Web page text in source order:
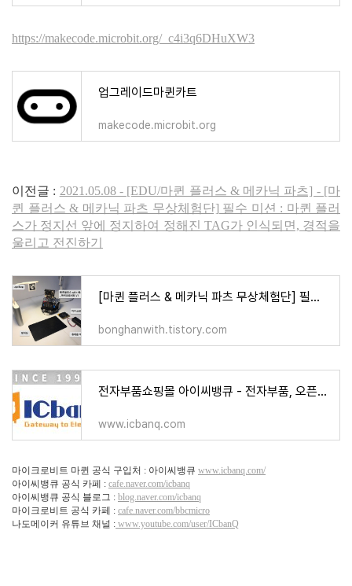
https://makecode.microbit.org/_c4i3q6DHuXW3
업그레이드마퀸카트
makecode.microbit.org
이전글 : 2021.05.08 - [EDU/마퀸 플러스 & 메카닉 파츠] - [마
퀸 플러스 & 메카닉 파츠 무상체험단] 필수 미션 : 마퀸 플러
스가 정지선 앞에 정지하여 정해진 TAG가 인식되면, 경적을
울리고 전진하기
[마퀸 플러스 & 메카닉 파츠 무상체험단] 필수 미션 : 마퀸 플러스가 정지선 앞에 정지하여 정해
bonghanwith.tistory.com
전자부품쇼핑몰 아이씨뱅큐 - 전자부품, 오픈소스 하드웨어의 모든 것
www.icbanq.com
마이크로비트 마퀸 공식 구입처 : 아이씨뱅큐 www.icbanq.com/
아이씨뱅큐 공식 카페 : cafe.naver.com/icbanq
아이씨뱅큐 공식 블로그 : blog.naver.com/icbanq
마이크로비트 공식 카페 : cafe.naver.com/bbcmicro
나도메이커 유튜브 채널 : www.youtube.com/user/ICbanQ